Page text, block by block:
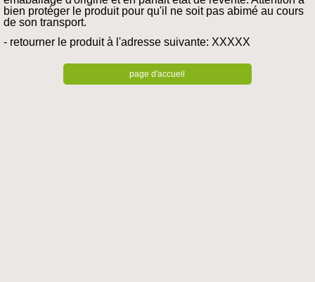
bien protéger le produit pour qu'il ne soit pas abimé au cours
de son transport.
- retourner le produit à l'adresse suivante: XXXXX